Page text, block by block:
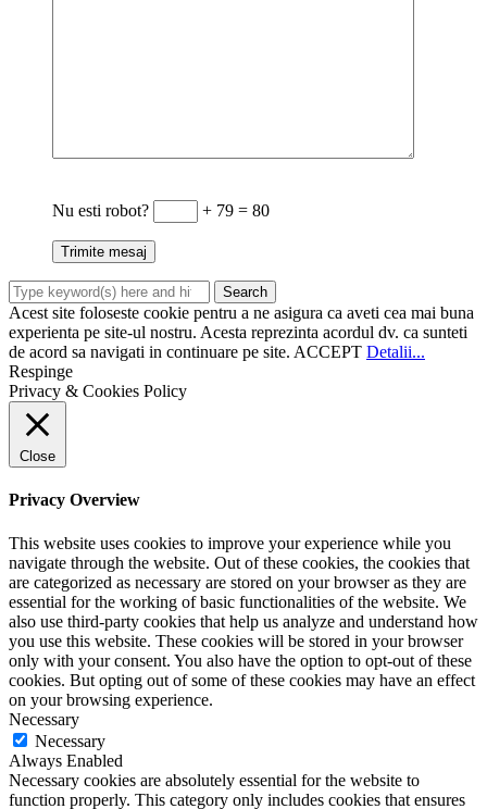
Nu esti robot? + 79 = 80
Acest site foloseste cookie pentru a ne asigura ca aveti cea mai buna
experienta pe site-ul nostru. Acesta reprezinta acordul dv. ca sunteti
de acord sa navigati in continuare pe site. ACCEPT Detalii...
Respinge
Privacy & Cookies Policy
Close
Privacy Overview
This website uses cookies to improve your experience while you
navigate through the website. Out of these cookies, the cookies that
are categorized as necessary are stored on your browser as they are
essential for the working of basic functionalities of the website. We
also use third-party cookies that help us analyze and understand how
you use this website. These cookies will be stored in your browser
only with your consent. You also have the option to opt-out of these
cookies. But opting out of some of these cookies may have an effect
on your browsing experience.
Necessary
Necessary
Always Enabled
Necessary cookies are absolutely essential for the website to
function properly. This category only includes cookies that ensures